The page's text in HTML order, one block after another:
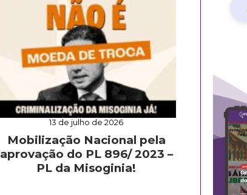
13 de julho de 2026
Mobilização Nacional pela
aprovação do PL 896/ 2023 –
PL da Misoginia!